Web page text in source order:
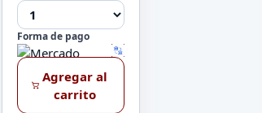
Forma de pago
Agregar al
carrito